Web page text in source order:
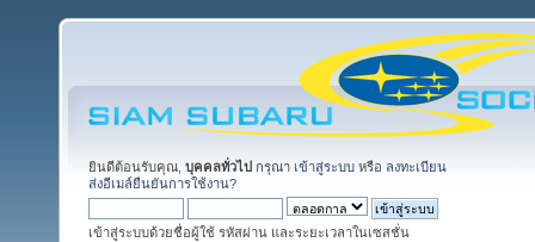
ยินดีต้อนรับคุณ, บุคคลทั่วไป กรุณา เข้าสู่ระบบ หรือ ลงทะเบียน
ส่งอีเมล์ยืนยันการใช้งาน?
เข้าสู่ระบบด้วยชื่อผู้ใช้ รหัสผ่าน และระยะเวลาในเซสชั่น